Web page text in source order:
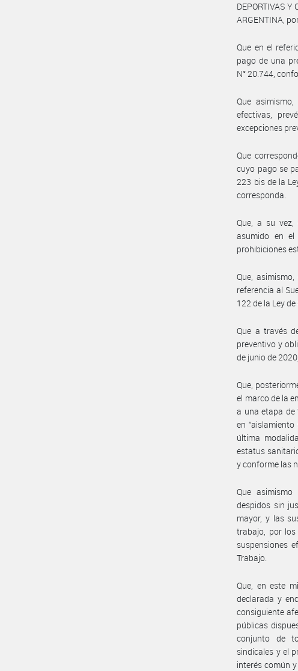
DEPORTIVAS Y
ARGENTINA,
Que en el
pago de una
N° 20.744,
Que
efectivas,
excepciones
Que
cuyo pago se
223 bis de la
corresponda.
Que, a su
asumido en
prohibiciones
Que,
referencia al
122 de la Ley
Que a través
preventivo y
de junio de
Que,
el marco de la
a una etapa de
en
última
estatus
y conforme las
Que asimismo
despidos sin
mayor, y las
trabajo, por los
suspensiones
Trabajo.
Que, en este
declarada y
consiguiente
públicas
conjunto de
sindicales y el
interés común